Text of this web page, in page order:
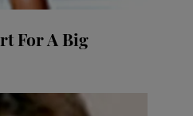
For A Big